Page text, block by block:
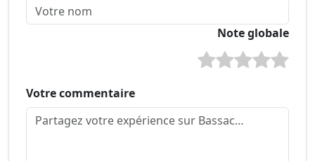
Note globale
Votre commentaire